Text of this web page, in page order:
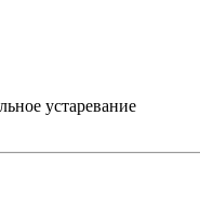
устаревание